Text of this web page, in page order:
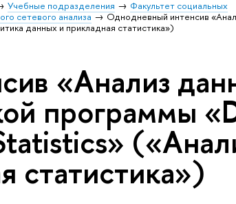
Учебные подразделения
Факультет социальных
сетевого анализа
Однодневный интенсив
данных и прикладная статистика»)
«Анализ
программы
статистика»)